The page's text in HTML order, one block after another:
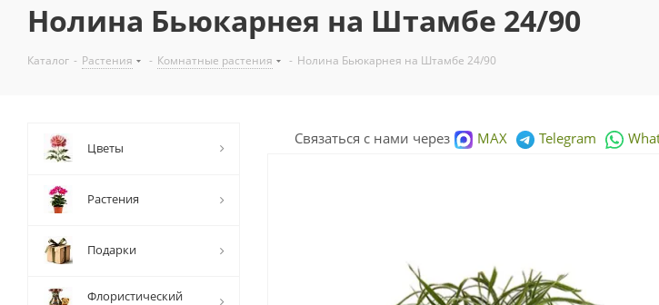
Нолина Бьюкарнея на Штамбе 24/90
Каталог - Растения - Комнатные растения - Нолина Бьюкарнея на Штамбе 24/90
Связаться с нами через MAX Telegram
Цветы
Растения
Подарки
Флористический